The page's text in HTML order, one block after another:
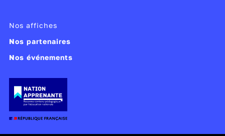
Nos affiches
Nos partenaires
Nos événements